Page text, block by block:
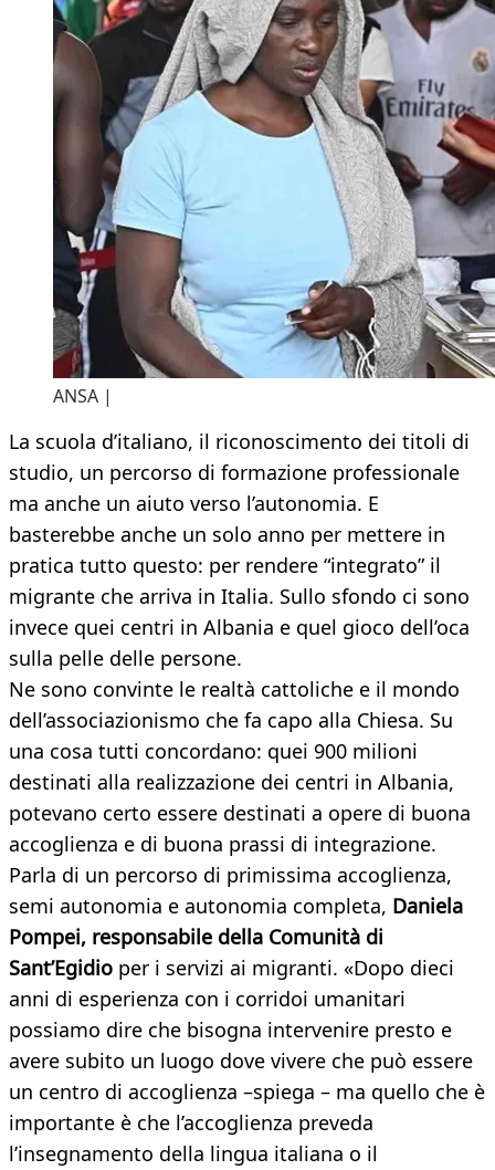
ANSA |
La scuola d’italiano, il riconoscimento dei titoli di
studio, un percorso di formazione professionale
ma anche un aiuto verso l’autonomia. E
basterebbe anche un solo anno per mettere in
pratica tutto questo: per rendere “integrato” il
migrante che arriva in Italia. Sullo sfondo ci sono
invece quei centri in Albania e quel gioco dell’oca
sulla pelle delle persone.
Ne sono convinte le realtà cattoliche e il mondo
dell’associazionismo che fa capo alla Chiesa. Su
una cosa tutti concordano: quei 900 milioni
destinati alla realizzazione dei centri in Albania,
potevano certo essere destinati a opere di buona
accoglienza e di buona prassi di integrazione.
Parla di un percorso di primissima accoglienza,
semi autonomia e autonomia completa, Daniela
Pompei, responsabile della Comunità di
Sant’Egidio per i servizi ai migranti. «Dopo dieci
anni di esperienza con i corridoi umanitari
possiamo dire che bisogna intervenire presto e
avere subito un luogo dove vivere che può essere
un centro di accoglienza –spiega – ma quello che è
importante è che l’accoglienza preveda
l’insegnamento della lingua italiana o il